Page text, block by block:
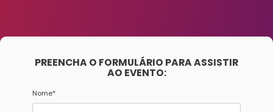
PREENCHA O FORMULÁRIO PARA ASSISTIR
AO EVENTO:
Nome*